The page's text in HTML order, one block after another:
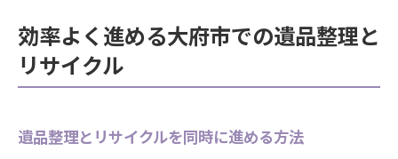
効率よく進める大府市での遺品整理と
リサイクル
遺品整理とリサイクルを同時に進める方法